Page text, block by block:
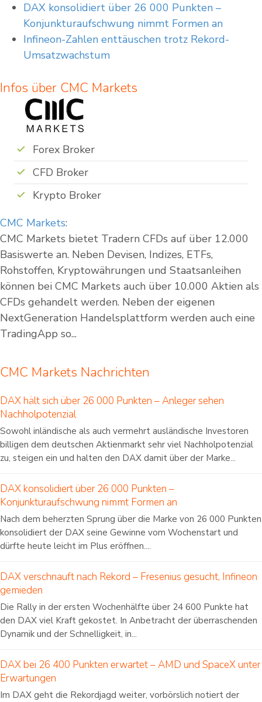
DAX konsolidiert über 26 000 Punkten –
Konjunkturaufschwung nimmt Formen an
Infineon-Zahlen enttäuschen trotz Rekord-
Umsatzwachstum
Infos über CMC Markets
Forex Broker
CFD Broker
Krypto Broker
CMC Markets:
CMC Markets bietet Tradern CFDs auf über 12.000
Basiswerte an. Neben Devisen, Indizes, ETFs,
Rohstoffen, Kryptowährungen und Staatsanleihen
können bei CMC Markets auch über 10.000 Aktien als
CFDs gehandelt werden. Neben der eigenen
NextGeneration Handelsplattform werden auch eine
TradingApp so...
CMC Markets Nachrichten
DAX hält sich über 26 000 Punkten – Anleger sehen
Nachholpotenzial
Sowohl inländische als auch vermehrt ausländische Investoren
billigen dem deutschen Aktienmarkt sehr viel Nachholpotenzial
zu, steigen ein und halten den DAX damit über der Marke...
DAX konsolidiert über 26 000 Punkten –
Konjunkturaufschwung nimmt Formen an
Nach dem beherzten Sprung über die Marke von 26 000 Punkten
konsolidiert der DAX seine Gewinne vom Wochenstart und
dürfte heute leicht im Plus eröffnen....
DAX verschnauft nach Rekord – Fresenius gesucht, Infineon
gemieden
Die Rally in der ersten Wochenhälfte über 24 600 Punkte hat
den DAX viel Kraft gekostet. In Anbetracht der überraschenden
Dynamik und der Schnelligkeit, in...
DAX bei 26 400 Punkten erwartet – AMD und SpaceX unter
Erwartungen
Im DAX geht die Rekordjagd weiter, vorbörslich notiert der